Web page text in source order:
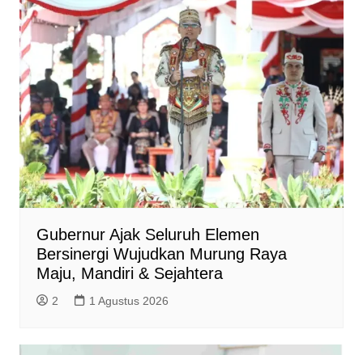
Gubernur Ajak Seluruh Elemen
Bersinergi Wujudkan Murung Raya
Maju, Mandiri & Sejahtera
2 1 Agustus 2026